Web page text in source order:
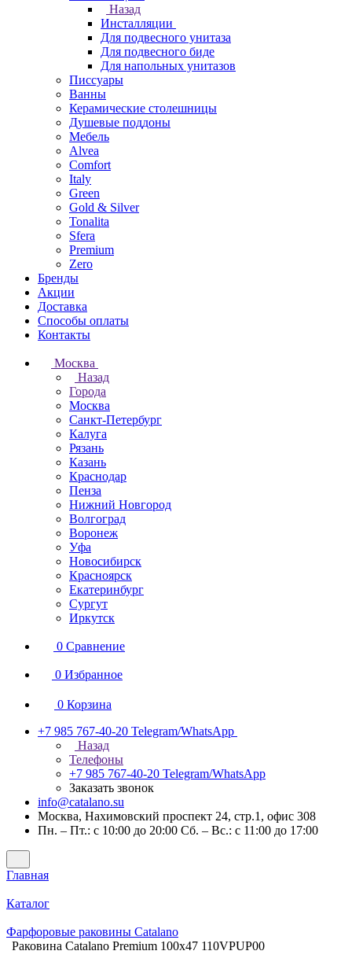
Назад
Инсталляции
Для подвесного унитаза
Для подвесного биде
Для напольных унитазов
Писсуары
Ванны
Керамические столешницы
Душевые поддоны
Мебель
Alvea
Comfort
Italy
Green
Gold & Silver
Tonalita
Sfera
Premium
Zero
Бренды
Акции
Доставка
Способы оплаты
Контакты
Москва
Назад
Города
Москва
Санкт-Петербург
Калуга
Рязань
Казань
Краснодар
Пенза
Нижний Новгород
Волгоград
Воронеж
Уфа
Новосибирск
Красноярск
Екатеринбург
Сургут
Иркутск
0 Сравнение
0 Избранное
0 Корзина
+7 985 767-40-20 Telegram/WhatsApp
Назад
Телефоны
+7 985 767-40-20 Telegram/WhatsApp
Заказать звонок
info@catalano.su
Москва, Нахимовский проспект 24, стр.1, офис 308
Пн. – Пт.: с 10:00 до 20:00 Сб. – Вс.: с 11:00 до 17:00
Главная
Каталог
Фарфоровые раковины Catalano
Раковина Catalano Premium 100x47 110VPUP00